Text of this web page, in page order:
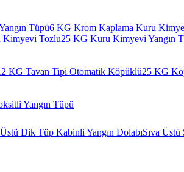
Tüpü6 KG Krom Kaplama Kuru
Kimyevi Tozlu25 KG Kuru Kimyevi Yangın
KG Tavan Tipi Otomatik Köpüklü25 KG
Yangın Tüpü
Üstü Dik Tüp Kabinli Yangın DolabıSıva Üstü